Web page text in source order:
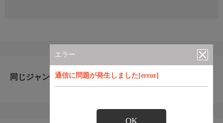
エラー
通信に問題が発生しました[error]
OK
同じジャンルのおすすめ番組